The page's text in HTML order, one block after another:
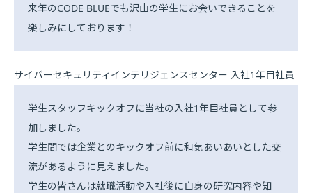
来年のCODE BLUEでも沢山の学生にお会いできることを
楽しみにしております！
サイバーセキュリティインテリジェンスセンター 入社1年目社員
学生スタッフキックオフに当社の入社1年目社員として参
加しました。
学生間では企業とのキックオフ前に和気あいあいとした交
流があるように見えました。
学生の皆さんは就職活動や入社後に自身の研究内容や知